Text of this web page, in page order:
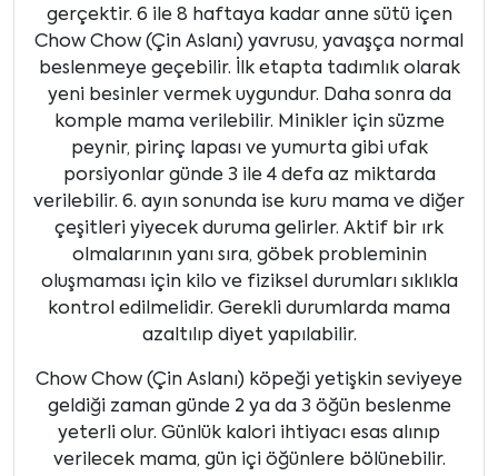
gerçektir. 6 ile 8 haftaya kadar anne sütü içen
Chow Chow (Çin Aslanı) yavrusu, yavaşça normal
beslenmeye geçebilir. İlk etapta tadımlık olarak
yeni besinler vermek uygundur. Daha sonra da
komple mama verilebilir. Minikler için süzme
peynir, pirinç lapası ve yumurta gibi ufak
porsiyonlar günde 3 ile 4 defa az miktarda
verilebilir. 6. ayın sonunda ise kuru mama ve diğer
çeşitleri yiyecek duruma gelirler. Aktif bir ırk
olmalarının yanı sıra, göbek probleminin
oluşmaması için kilo ve fiziksel durumları sıklıkla
kontrol edilmelidir. Gerekli durumlarda mama
azaltılıp diyet yapılabilir.
Chow Chow (Çin Aslanı) köpeği yetişkin seviyeye
geldiği zaman günde 2 ya da 3 öğün beslenme
yeterli olur. Günlük kalori ihtiyacı esas alınıp
verilecek mama, gün içi öğünlere bölünebilir.